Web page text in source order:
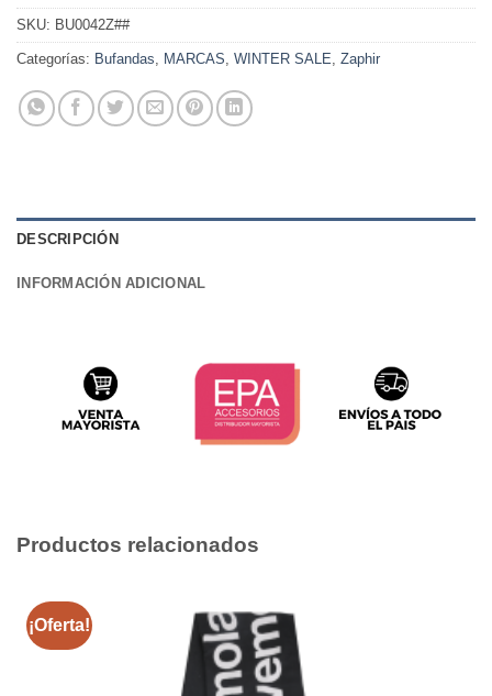
SKU: BU0042Z##
Categorías: Bufandas MARCAS WINTER SALE Zaphir
DESCRIPCIÓN
INFORMACIÓN ADICIONAL
Productos relacionados
¡Oferta!